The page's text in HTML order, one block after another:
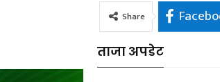
Share
ताजा अपडेट